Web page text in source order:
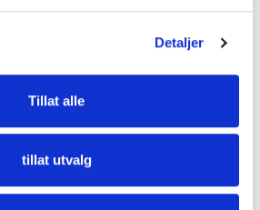
Detaljer
Tillat alle
tillat utvalg